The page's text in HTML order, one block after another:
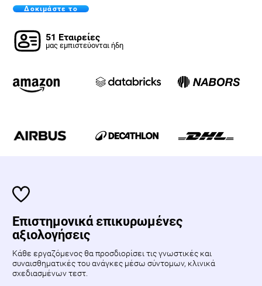
Δοκιμάστε το
51 Εταιρείες
μας εμπιστεύονται ήδη
Επιστημονικά επικυρωμένες
αξιολογήσεις
Κάθε εργαζόμενος θα προσδιορίσει τις γνωστικές και
συναισθηματικές του ανάγκες μέσω σύντομων, κλινικά
σχεδιασμένων τεστ.